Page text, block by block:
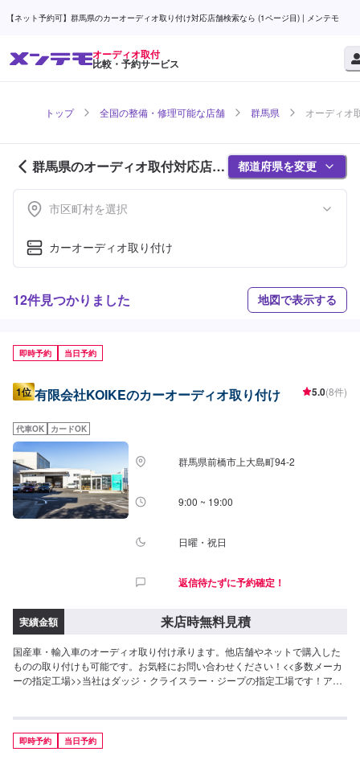
【ネット予約可】群馬県のカーオーディオ取り付け対応店舗検索なら (1ページ目) | メンテモ
オーディオ取付
比較・予約サービス
トップ 全国の整備・修理可能な店舗 群馬県 オーディオ
群馬県のオーディオ取付対応店舗
紹介 (1ページ目)
都道府県を変更
市区町村を選択
カーオーディオ取り付け
12件見つかりました 地図で表示する
即時予約 当日予約
1位 有限会社KOIKEのカーオーディオ取り付け 5.0(8件)
代車OK カードOK
群馬県前橋市上大島町94-2
9:00 ~ 19:00
日曜・祝日
返信待たずに予約確定！
実績金額 来店時無料見積
国産車・輸入車のオーディオ取り付け承ります。他店舗やネットで購入した
ものの取り付けも可能です。お気軽にお問い合わせください！<<多数メーカ
ーの指定工場>>当社はダッジ・クライスラー・ジープの指定工場です！アメ
備にお時間かかる場合もご安心ください。代車のご用意いたします。
即時予約 当日予約